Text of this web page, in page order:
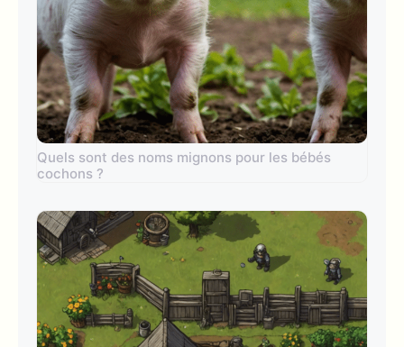
Quels sont des noms mignons pour les bébés
cochons ?